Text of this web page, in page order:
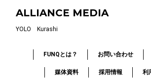
ALLIANCE MEDIA
YOLO Kurashi
FUNQとは？ お問い合わせ
媒体資料 採用情報 利